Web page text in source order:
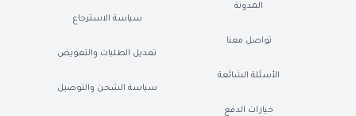
المدونة
تواصل معنا
الأسئلة الشائعة
خيارات الدفع
سياسة الاسترجاع
تعديل الطلبات والتعويض
سياسة الشحن والتوصيل